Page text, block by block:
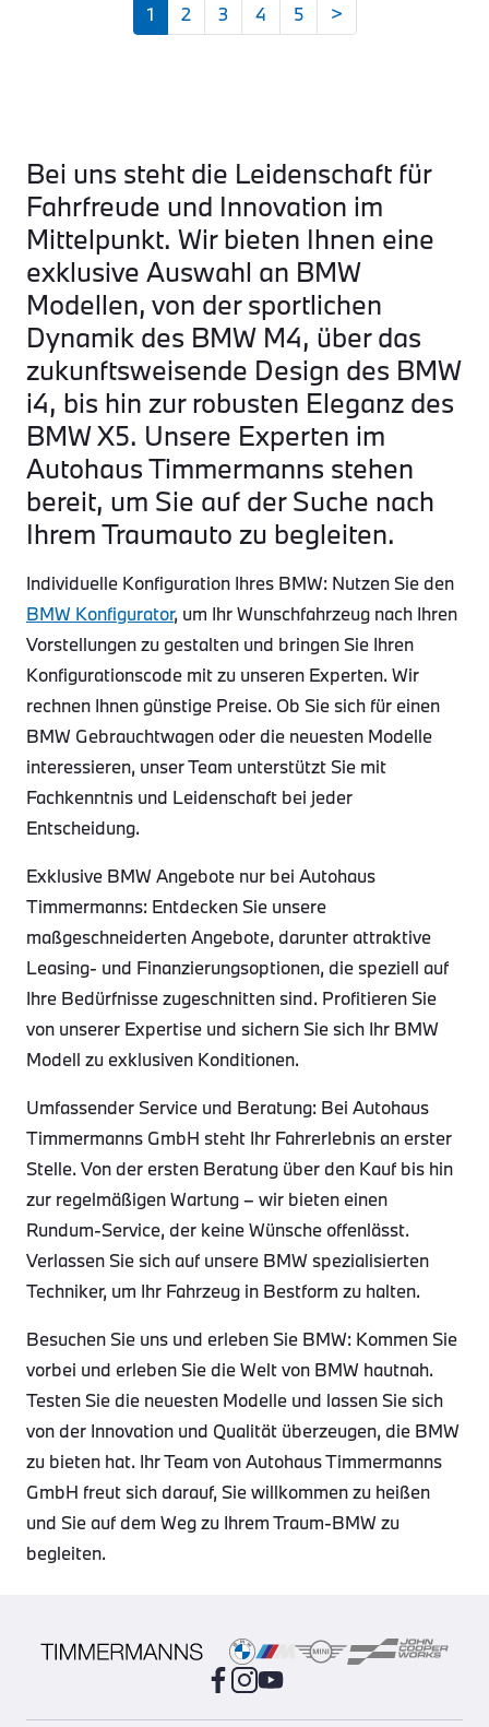
1 2 3 4 5 >
Bei uns steht die Leidenschaft für
Fahrfreude und Innovation im
Mittelpunkt. Wir bieten Ihnen eine
exklusive Auswahl an BMW
Modellen, von der sportlichen
Dynamik des BMW M4, über das
zukunftsweisende Design des BMW
i4, bis hin zur robusten Eleganz des
BMW X5. Unsere Experten im
Autohaus Timmermanns stehen
bereit, um Sie auf der Suche nach
Ihrem Traumauto zu begleiten.
Individuelle Konfiguration Ihres BMW: Nutzen Sie den
BMW Konfigurator, um Ihr Wunschfahrzeug nach Ihren
Vorstellungen zu gestalten und bringen Sie Ihren
Konfigurationscode mit zu unseren Experten. Wir
rechnen Ihnen günstige Preise. Ob Sie sich für einen
BMW Gebrauchtwagen oder die neuesten Modelle
interessieren, unser Team unterstützt Sie mit
Fachkenntnis und Leidenschaft bei jeder
Entscheidung.
Exklusive BMW Angebote nur bei Autohaus
Timmermanns: Entdecken Sie unsere
maßgeschneiderten Angebote, darunter attraktive
Leasing- und Finanzierungsoptionen, die speziell auf
Ihre Bedürfnisse zugeschnitten sind. Profitieren Sie
von unserer Expertise und sichern Sie sich Ihr BMW
Modell zu exklusiven Konditionen.
Umfassender Service und Beratung: Bei Autohaus
Timmermanns GmbH steht Ihr Fahrerlebnis an erster
Stelle. Von der ersten Beratung über den Kauf bis hin
zur regelmäßigen Wartung – wir bieten einen
Rundum-Service, der keine Wünsche offenlässt.
Verlassen Sie sich auf unsere BMW spezialisierten
Techniker, um Ihr Fahrzeug in Bestform zu halten.
Besuchen Sie uns und erleben Sie BMW: Kommen Sie
vorbei und erleben Sie die Welt von BMW hautnah.
Testen Sie die neuesten Modelle und lassen Sie sich
von der Innovation und Qualität überzeugen, die BMW
zu bieten hat. Ihr Team von Autohaus Timmermanns
GmbH freut sich darauf, Sie willkommen zu heißen
und Sie auf dem Weg zu Ihrem Traum-BMW zu
begleiten.